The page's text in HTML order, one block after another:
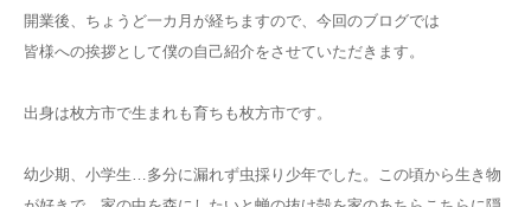
開業後、ちょうど一カ月が経ちますので、今回のブログでは
皆様への挨拶として僕の自己紹介をさせていただきます。
出身は枚方市で生まれも育ちも枚方市です。
幼少期、小学生…多分に漏れず虫採り少年でした。この頃から生き物